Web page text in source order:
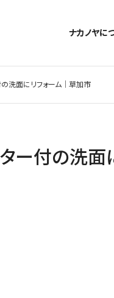
ナカノヤに
洗面にリフォーム｜草加市
ー付の洗面